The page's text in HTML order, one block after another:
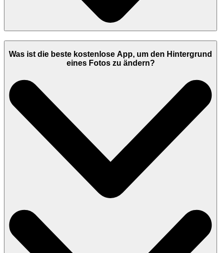
Was ist die beste kostenlose App, um den Hintergrund
eines Fotos zu ändern?